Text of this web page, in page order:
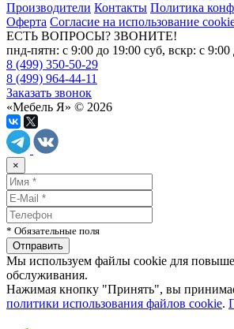
Производители Контакты Политика
Оферта Согласие на использование
ЕСТЬ ВОПРОСЫ? ЗВОНИТЕ!
пнд-пятн: с 9:00 до 19:00 суб, вскр: с 9:00
8 (499) 350-50-29
8 (499) 964-44-11
Заказать звонок
«Мебель Я» © 2026
×
* Обязательные поля
Мы используем файлы cookie для
обслуживания.
Нажимая кнопку "Принять", вы
политики использования файлов cookie.